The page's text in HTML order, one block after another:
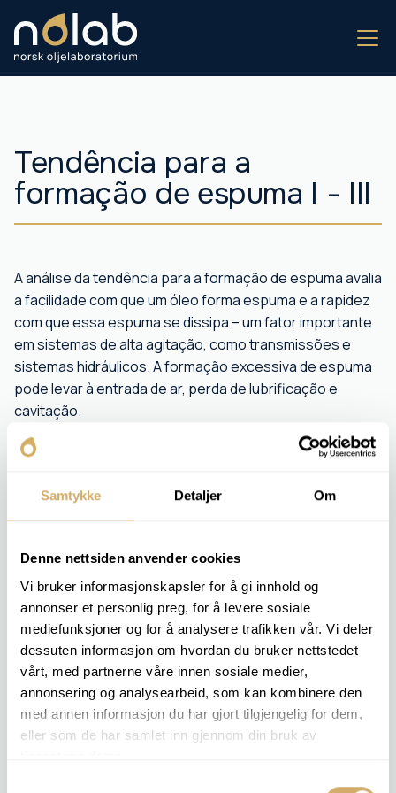
Samtykke Detaljer Om
Denne nettsiden anvender cookies
Vi bruker informasjonskapsler for å gi innhold og
annonser et personlig preg, for å levere sosiale
mediefunksjoner og for å analysere trafikken vår. Vi deler
dessuten informasjon om hvordan du bruker nettstedet
vårt, med partnerne våre innen sosiale medier,
annonsering og analysearbeid, som kan kombinere den
med annen informasjon du har gjort tilgjengelig for dem,
eller som de har samlet inn gjennom din bruk av
Tendência para a
formação de espuma I - III
A análise da tendência para a formação de espuma avalia
a facilidade com que um óleo forma espuma e a rapidez
com que essa espuma se dissipa – um fator importante
em sistemas de alta agitação, como transmissões e
sistemas hidráulicos. A formação excessiva de espuma
pode levar à entrada de ar, perda de lubrificação e
cavitação.
O óleo é pulverizado com ar sob condições controladas
em três fases (I, II e III) que simulam diferentes condições
de funcionamento. A quantidade de espuma e o tempo
de decomposição são medidos.
separação do ar do óleo e se podem surgir problemas
durante o funcionamento que exijam ação ou uma
mudança de óleo.
PACOTES DE ANÁLISE RELEVANTES
Esta análise não está incluída em nenhum pacote de análises
específico, mas podemos realizá-la mediante pedido.